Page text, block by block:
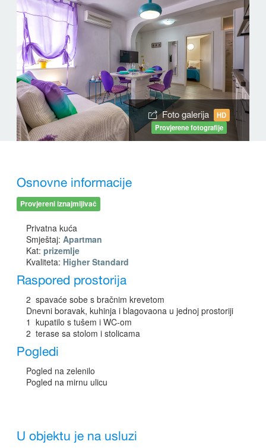
Foto galerija
HD
Provjerene fotografije
Osnovne informacije
Provjereni iznajmljivač
Privatna kuća
Smještaj: Apartman
Kat: prizemlje
Kvaliteta: Higher Standard
Raspored prostorija
2 spavaće sobe s bračnim krevetom
Dnevni boravak, kuhinja i blagovaona u jednoj prostoriji
1 kupatilo s tušem i WC-om
2 terase sa stolom i stolicama
Pogledi
Pogled na zelenilo
Pogled na mirnu ulicu
U objektu je na usluzi